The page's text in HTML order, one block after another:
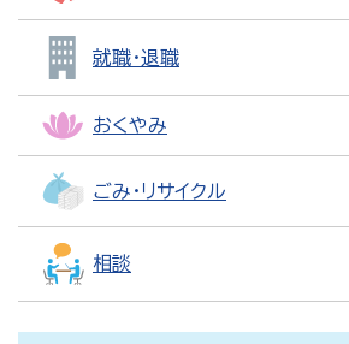
就職・退職
おくやみ
ごみ・リサイクル
相談